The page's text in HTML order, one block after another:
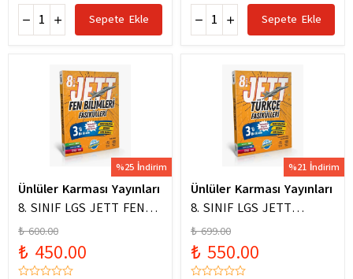
Sepete Ekle Sepete Ekle
%25 İndirim
Ünlüler Karması Yayınları
8. SINIF LGS JETT FEN
BİLİMLERİ FASİKÜLLERİ
₺ 600.00
₺ 450.00
%21 İndirim
Ünlüler Karması Yayınları
8. SINIF LGS JETT
TÜRKÇE FASİKÜLLERİ
₺ 699.00
₺ 550.00